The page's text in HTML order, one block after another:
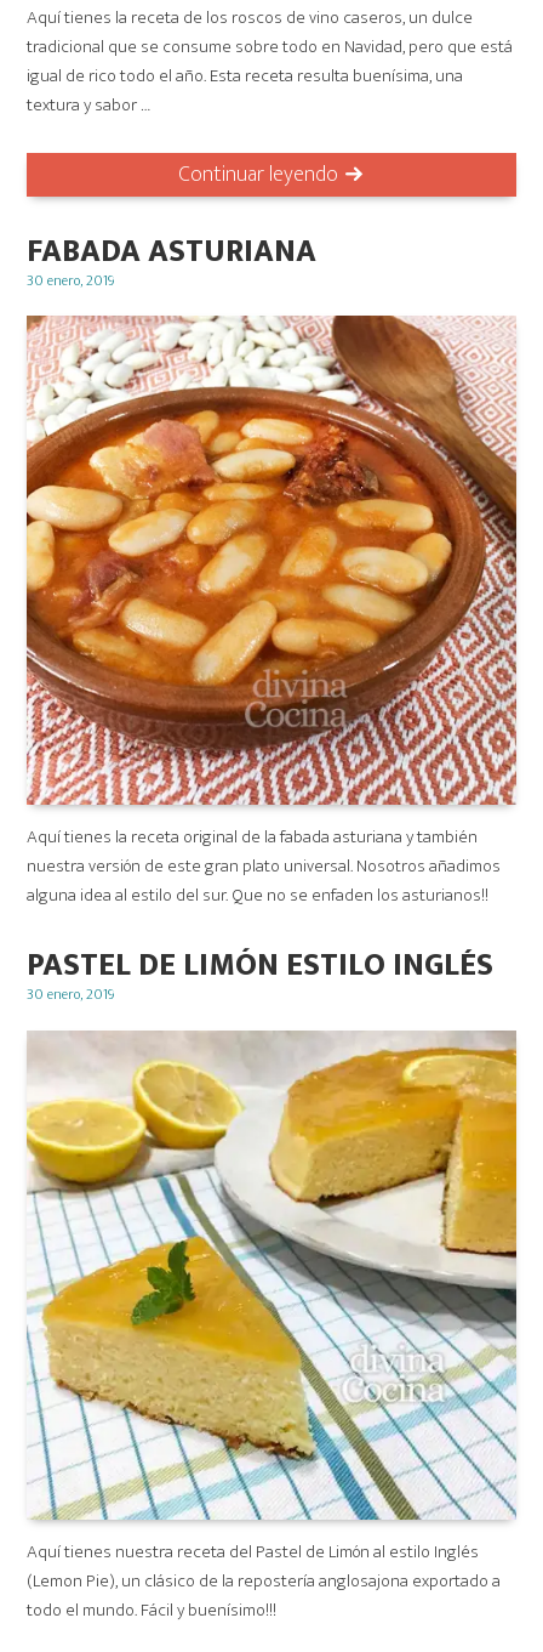
Aquí tienes la receta de los roscos de vino caseros, un dulce
tradicional que se consume sobre todo en Navidad, pero que está
igual de rico todo el año. Esta receta resulta buenísima, una
textura y sabor …
Continuar leyendo
FABADA ASTURIANA
Posted
30 enero, 2019
Aquí tienes la receta original de la fabada asturiana y también
nuestra versión de este gran plato universal. Nosotros añadimos
alguna idea al estilo del sur. Que no se enfaden los asturianos!!
PASTEL DE LIMÓN ESTILO INGLÉS
Posted
30 enero, 2019
Aquí tienes nuestra receta del Pastel de Limón al estilo Inglés
(Lemon Pie), un clásico de la repostería anglosajona exportado a
todo el mundo. Fácil y buenísimo!!!